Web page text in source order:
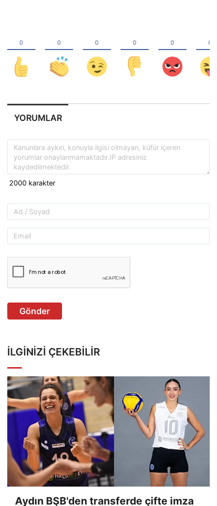
YORUMLAR
Gönder
İLGINIZI ÇEKEBILIR
Aydın BŞB'den transferde çifte imza